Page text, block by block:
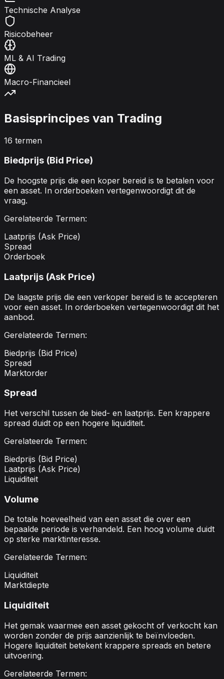
Technische Analyse
Risicobeheer
ML & AI Trading
Macro-Financieel
Basisprincipes van Trading
16 termen
Biedprijs (Bid Price)
De hoogste prijs die een koper bereid is te betalen voor
een asset. In orderboeken vertegenwoordigt dit de
vraag.
Gerelateerde Termen:
Laatprijs (Ask Price)
Spread
Orderboek
Laatprijs (Ask Price)
De laagste prijs die een verkoper bereid is te accepteren
voor een asset. In orderboeken vertegenwoordigt dit het
aanbod.
Gerelateerde Termen:
Biedprijs (Bid Price)
Spread
Marktorder
Spread
Het verschil tussen de bied- en laatprijs. Een krappere
spread duidt op een hogere liquiditeit.
Gerelateerde Termen:
Biedprijs (Bid Price)
Laatprijs (Ask Price)
Liquiditeit
Volume
De totale hoeveelheid van een asset die over een
bepaalde periode is verhandeld. Een hoog volume duidt
op sterke marktinteresse.
Gerelateerde Termen:
Liquiditeit
Marktdiepte
Liquiditeit
Het gemak waarmee een asset gekocht of verkocht kan
worden zonder de prijs aanzienlijk te beïnvloeden.
Hogere liquiditeit betekent krappere spreads en betere
uitvoering.
Gerelateerde Termen: